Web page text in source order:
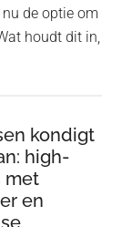
de optie om
houdt dit in,
kondigt
high-
met
en